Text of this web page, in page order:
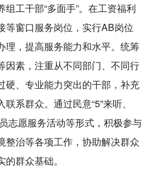
工干部“多面手”。在工资福利
等窗口服务岗位，实行AB岗位
理，提高服务能力和水平。统筹
因素，注重从不同部门、不同行
硬、专业能力突出的干部，补充
系群众。通过民意“5”来听、
志愿服务活动等形式，积极参与
整治等各项工作，协助解决群众
群众基础。